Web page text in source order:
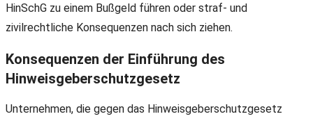
HinSchG zu einem Bußgeld führen oder straf- und
zivilrechtliche Konsequenzen nach sich ziehen.
Konsequenzen der Einführung des
Hinweisgeberschutzgesetz
Unternehmen, die gegen das Hinweisgeberschutzgesetz